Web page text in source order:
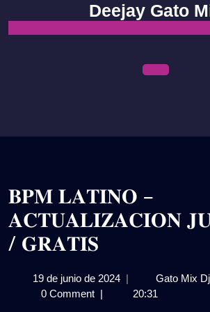
content
Deejay Gato
𝐁𝐏𝐌 𝐋𝐀𝐓𝐈𝐍𝐎 –
𝐀𝐂𝐓𝐔𝐀𝐋𝐈𝐙𝐀𝐂𝐈𝐎𝐍
/ 𝐆𝐑𝐀𝐓𝐈𝐒
19 de junio de 202419| Gato Mix Dj
0 Comment | 20:31